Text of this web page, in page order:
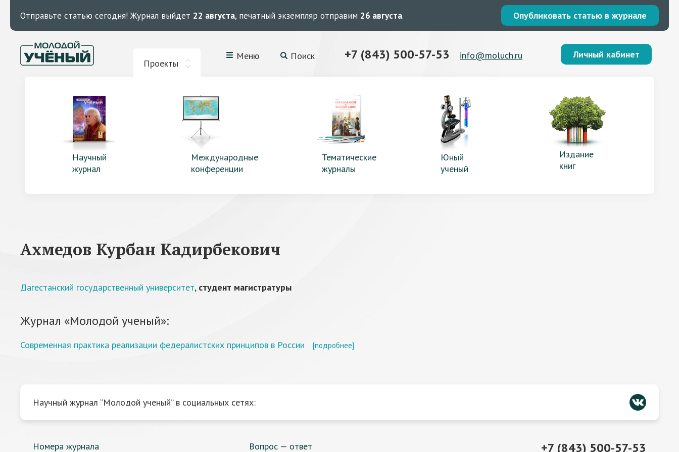
Отправьте статью сегодня! Журнал выйдет 22 августа, печатный экземпляр отправим 26 августа. Опубликовать статью в журнале
Проекты
Меню Поиск +7 (843) 500-57-53 info@moluch.ru Личный кабинет
Научный
журнал
Международные
конференции
Тематические
журналы
Юный
ученый
Издание
книг
Ахмедов Курбан Кадирбекович
Дагестанский государственный университет, студент магистратуры
Журнал «Молодой ученый»:
Современная практика реализации федералистских принципов в России [подробнее]
Научный журнал “Молодой ученый” в социальных сетях:
Номера журнала Вопрос — ответ +7 (843) 500-57-53